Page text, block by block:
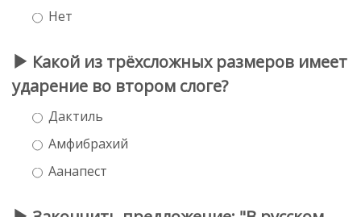
Нет
Какой из трёхсложных размеров имеет
ударение во втором слоге?
Дактиль
Амфибрахий
Аанапест